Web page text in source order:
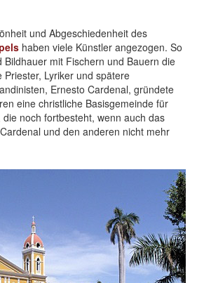
und Abgeschiedenheit des
haben viele Künstler angezogen. So
Bildhauer mit Fischern und Bauern die
Priester, Lyriker und spätere
Ernesto Cardenal, gründete
eine christliche Basisgemeinde für
noch fortbesteht, wenn auch das
und den anderen nicht mehr